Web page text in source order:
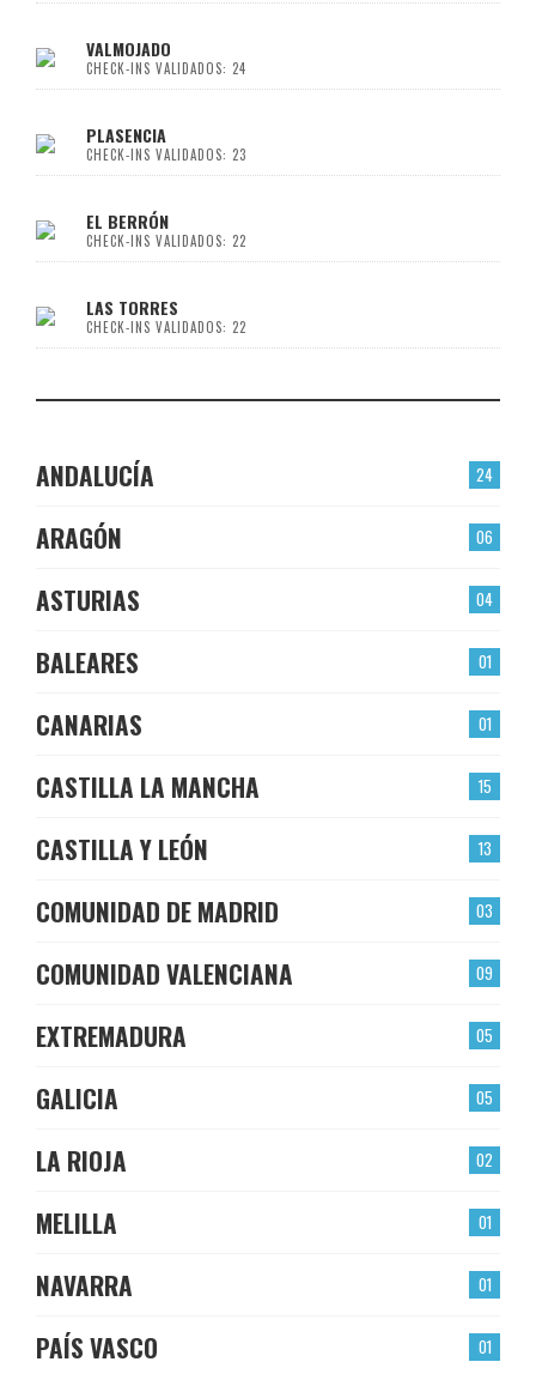
VALMOJADO
CHECK-INS VALIDADOS: 24
PLASENCIA
CHECK-INS VALIDADOS: 23
EL BERRÓN
CHECK-INS VALIDADOS: 22
LAS TORRES
CHECK-INS VALIDADOS: 22
24
ANDALUCÍA
06
ARAGÓN
04
ASTURIAS
01
BALEARES
01
CANARIAS
15
CASTILLA LA MANCHA
13
CASTILLA Y LEÓN
03
COMUNIDAD DE MADRID
09
COMUNIDAD VALENCIANA
05
EXTREMADURA
05
GALICIA
02
LA RIOJA
01
MELILLA
01
NAVARRA
01
PAÍS VASCO